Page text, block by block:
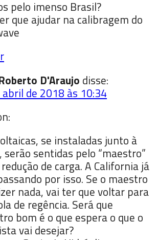
pelo imenso Brasil?
que ajudar na calibragem do
D'Araujo disse:
abril de 2018 às 10:34
se instaladas junto à
serão sentidas pelo “maestro”
de carga. A California já
por isso. Se o maestro
nada, vai ter que voltar para
de regência. Será que
bom é o que espera o que o
vai desejar?